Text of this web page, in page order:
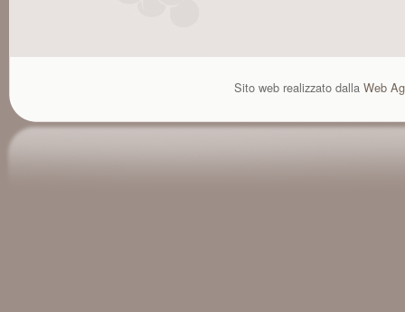
Sito web realizzato dalla Web